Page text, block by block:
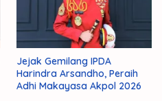
Jejak Gemilang IPDA
Harindra Arsandho, Peraih
Adhi Makayasa Akpol 2026